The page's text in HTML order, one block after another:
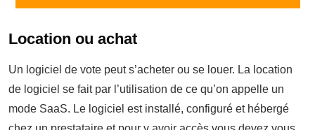
Location ou achat
Un logiciel de vote peut s’acheter ou se louer. La location
de logiciel se fait par l’utilisation de ce qu’on appelle un
mode SaaS. Le logiciel est installé, configuré et hébergé